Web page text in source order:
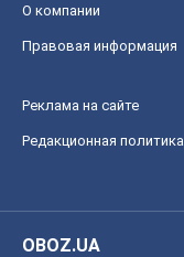
О компании
Правовая информация
Реклама на сайте
Редакционная политика
OBOZ.UA